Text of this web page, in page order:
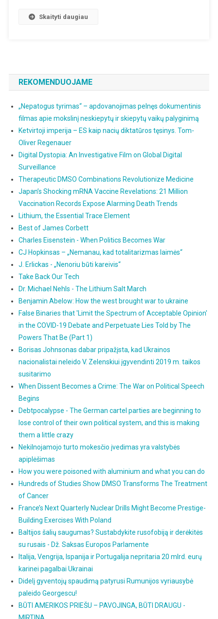
Sukelti
Skaityti daugiau
REKOMENDUOJAME
„Nepatogus tyrimas“ – apdovanojimas pelnęs dokumentinis
filmas apie mokslinį neskiepytų ir skiepytų vaikų palyginimą
Ketvirtoji imperija – ES kaip nacių diktatūros tęsinys. Tom-
Oliver Regenauer
Digital Dystopia: An Investigative Film on Global Digital
Surveillance
Therapeutic DMSO Combinations Revolutionize Medicine
Japan’s Shocking mRNA Vaccine Revelations: 21 Million
Vaccination Records Expose Alarming Death Trends
Lithium, the Essential Trace Element
Best of James Corbett
Charles Eisenstein - When Politics Becomes War
CJ Hopkinsas – „Nemanau, kad totalitarizmas laimės“
J. Erlickas - „Nenoriu būti kareivis“
Take Back Our Tech
Dr. Michael Nehls - The Lithium Salt March
Benjamin Abelow: How the west brought war to ukraine
False Binaries that 'Limit the Spectrum of Acceptable Opinion'
in the COVID-19 Debate and Perpetuate Lies Told by The
Powers That Be (Part 1)
Borisas Johnsonas dabar pripažįsta, kad Ukrainos
nacionalistai neleido V. Zelenskiui įgyvendinti 2019 m. taikos
susitarimo
When Dissent Becomes a Crime: The War on Political Speech
Begins
Debtpocalypse - The German cartel parties are beginning to
lose control of their own political system, and this is making
them a little crazy
Nekilnojamojo turto mokesčio įvedimas yra valstybės
apiplėšimas
How you were poisoned with aluminium and what you can do
Hundreds of Studies Show DMSO Transforms The Treatment
of Cancer
France’s Next Quarterly Nuclear Drills Might Become Prestige-
Building Exercises With Poland
Baltijos šalių saugumas? Sustabdykite rusofobiją ir derėkitės
su rusais - Dž. Saksas Europos Parlamente
Italija, Vengrija, Ispanija ir Portugalija nepritaria 20 mlrd. eurų
karinei pagalbai Ukrainai
Didelį gyventojų spaudimą patyrusi Rumunijos vyriausybė
paleido Georgescu!
BŪTI AMERIKOS PRIEŠU – PAVOJINGA, BŪTI DRAUGU -